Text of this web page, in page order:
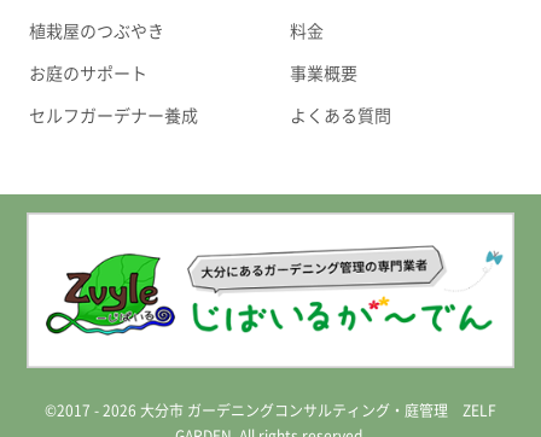
植栽屋のつぶやき
お庭のサポート
セルフガーデナー養成
料金
事業概要
よくある質問
©2017 - 2026 大分市 ガーデニングコンサルティング・庭管理 ZELF